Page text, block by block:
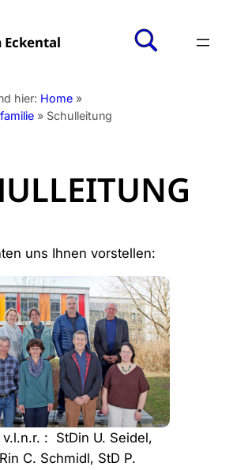
Eckental
hier: Home »
» Schulleitung
uns Ihnen vorstellen:
: StDin U. Seidel,
C. Schmidl, StD P.